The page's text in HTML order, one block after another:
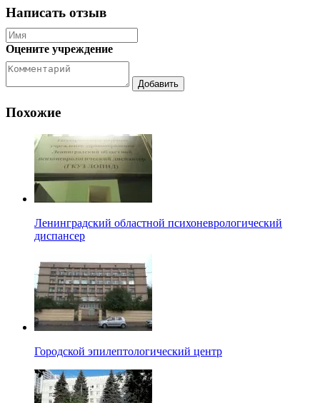
Написать отзыв
Оцените учреждение
Похожие
Ленинградский областной психоневрологический
диспансер
Городской эпилептологический центр